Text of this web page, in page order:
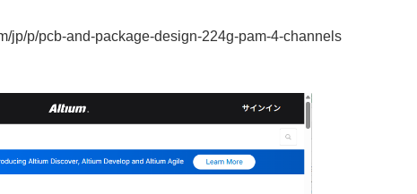
jp/p/pcb-and-package-design-224g-pam-4-channels